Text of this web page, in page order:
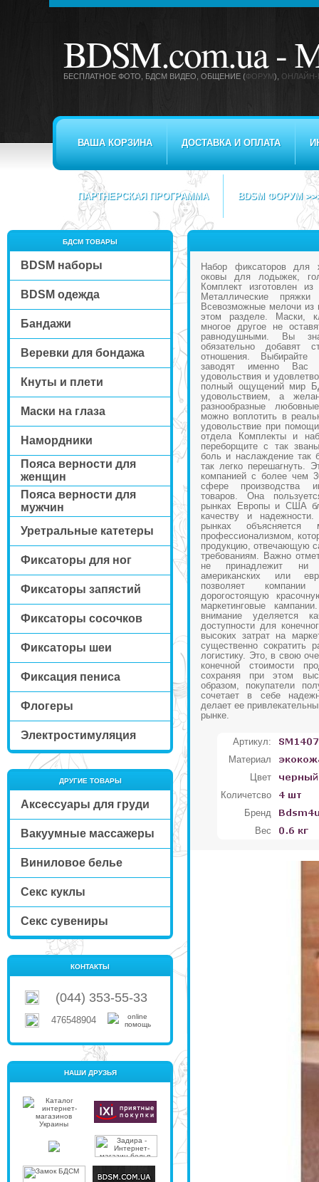
BDSM.com.ua -
БЕСПЛАТНОЕ ФОТО, БДСМ ВИДЕО , ОБЩЕНИЕ (ФОРУМ), ОНЛАЙН-
ВАША КОРЗИНА ДОСТАВКА И ОПЛАТА
ПАРТНЕРСКАЯ ПРОГРАММА BDSM ФОРУМ
БДСМ ТОВАРЫ
BDSM наборы
BDSM одежда
Бандажи
Веревки для бондажа
Кнуты и плети
Маски на глаза
Намордники
Пояса верности для
женщин
Пояса верности для
мужчин
Уретральные катетеры
Фиксаторы для ног
Фиксаторы запястий
Фиксаторы сосочков
Фиксаторы шеи
Фиксация пениса
Флогеры
Электростимуляция
ДРУГИЕ ТОВАРЫ
Аксессуары для груди
Вакуумные массажеры
Виниловое белье
Секс куклы
Секс сувениры
КОНТАКТЫ
(044) 353-55-33
476548904
НАШИ ДРУЗЬЯ
Набор фиксаторов
оковы для лодыжек,
Комплект изготовлен из
Металлические
Всевозможные мелочи
этом разделе. Маски,
многое другое не
равнодушными. Вы
обязательно
отношения.
заводят именно Вас
удовольствия и
полный ощущений мир
удовольствием, а
разнообразные
можно воплотить в
удовольствие при
отдела Комплекты и
переборщите с так
боль и наслаждение так
так легко перешагнуть.
компанией с более чем
сфере производства
товаров. Она
рынках Европы и США
качеству и
рынках объясняется
профессионализмом,
продукцию, отвечающую
требованиям. Важно
не принадлежит ни
американских или
позволяет
дорогостоящую
маркетинговые
внимание уделяется
доступности для
высоких затрат на
существенно сократить
логистику. Это, в свою
конечной стоимости
сохраняя при этом
образом, покупатели
сочетает в себе
делает ее
рынке.
Артикул:
Материал
Цвет
Количетсво
Бренд
Вес